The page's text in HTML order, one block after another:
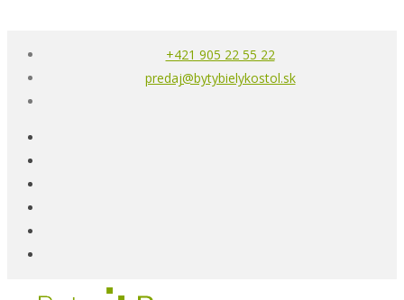
+421 905 22 55 22
predaj@bytybielykostol.sk